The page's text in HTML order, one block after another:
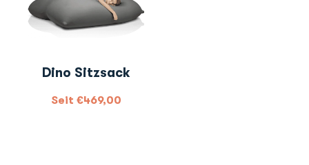
Dino Sitzsack
Seit €469,00